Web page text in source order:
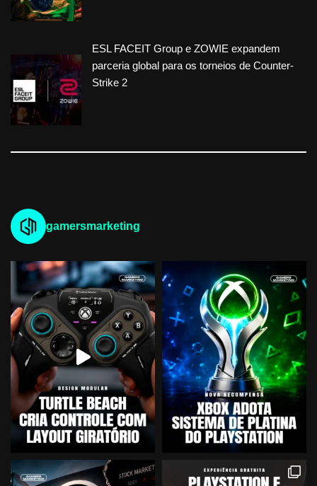
ESL FACEIT Group e ZOWIE expandem
parceria global para os torneios de Counter-
Strike 2
gamersmarketing